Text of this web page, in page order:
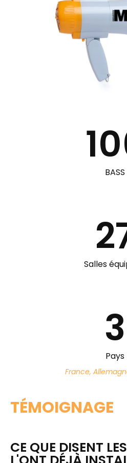
BASS
Salles
Pays
3
France,
TÉMOIGNAGE
CE QUE DISENT